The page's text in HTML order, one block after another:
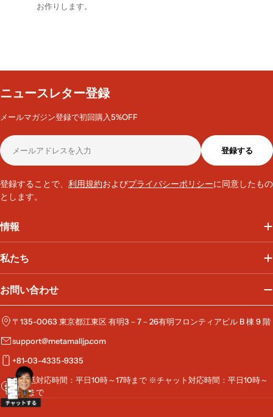
お作りします。
ニュースレター登録
メールマガジン登録で初回購入5%OFF
メ
ー
ル
ド
レ
登録する
登録することで、 利用規約およびプライバシーポリシーに同意したもの
とします。
情報
私たち
お問い合わせ
〒135-0063 東京都江東区 有明3－7－26有明フロンティアビル B 棟 9 階
support@metamalljp.com
+81-03-4335-9335
※電話対応時間：平日10時～17時まで ※チャット対応時間：平日10時～
19時まで